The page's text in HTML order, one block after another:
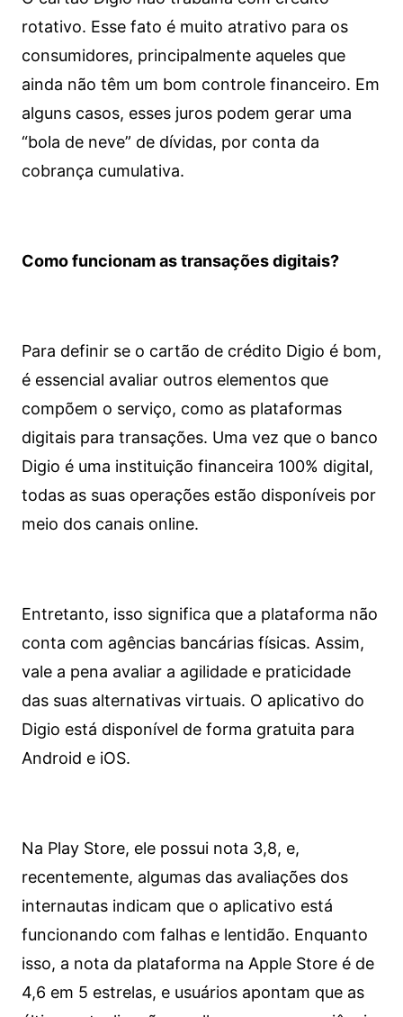
rotativo. Esse fato é muito atrativo para os
consumidores, principalmente aqueles que
ainda não têm um bom controle financeiro. Em
alguns casos, esses juros podem gerar uma
“bola de neve” de dívidas, por conta da
cobrança cumulativa.
Como funcionam as transações digitais?
Para definir se o cartão de crédito Digio é bom,
é essencial avaliar outros elementos que
compõem o serviço, como as plataformas
digitais para transações. Uma vez que o banco
Digio é uma instituição financeira 100% digital,
todas as suas operações estão disponíveis por
meio dos canais online.
Entretanto, isso significa que a plataforma não
conta com agências bancárias físicas. Assim,
vale a pena avaliar a agilidade e praticidade
das suas alternativas virtuais. O aplicativo do
Digio está disponível de forma gratuita para
Android e iOS.
Na Play Store, ele possui nota 3,8, e,
recentemente, algumas das avaliações dos
internautas indicam que o aplicativo está
funcionando com falhas e lentidão. Enquanto
isso, a nota da plataforma na Apple Store é de
4,6 em 5 estrelas, e usuários apontam que as